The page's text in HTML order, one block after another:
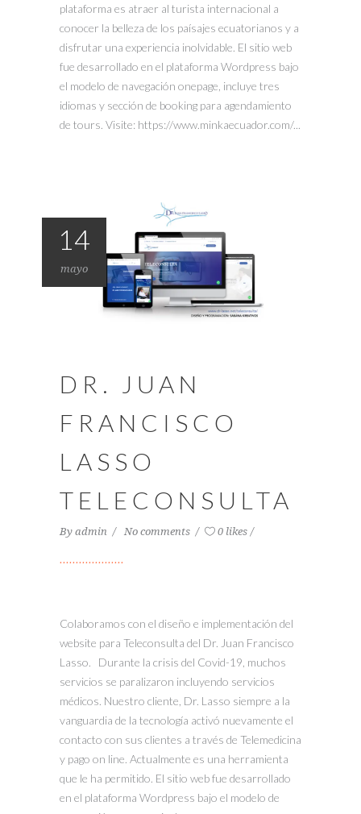
plataforma es atraer al turista internacional a
conocer la belleza de los paísajes ecuatorianos y a
disfrutar una experiencia inolvidable. El sitio web
fue desarrollado en el plataforma Wordpress bajo
el modelo de navegación onepage, incluye tres
idiomas y sección de booking para agendamiento
de tours. Visite: https://www.minkaecuador.com/...
14
mayo
DR. JUAN
FRANCISCO
LASSO
TELECONSULTA
By admin No comments 0 likes
Colaboramos con el diseño e implementación del
website para Teleconsulta del Dr. Juan Francisco
Lasso. Durante la crisis del Covid-19, muchos
servicios se paralizaron incluyendo servicios
médicos. Nuestro cliente, Dr. Lasso siempre a la
vanguardia de la tecnología activó nuevamente el
contacto con sus clientes a través de Telemedicina
y pago on line. Actualmente es una herramienta
que le ha permitido. El sitio web fue desarrollado
en el plataforma Wordpress bajo el modelo de